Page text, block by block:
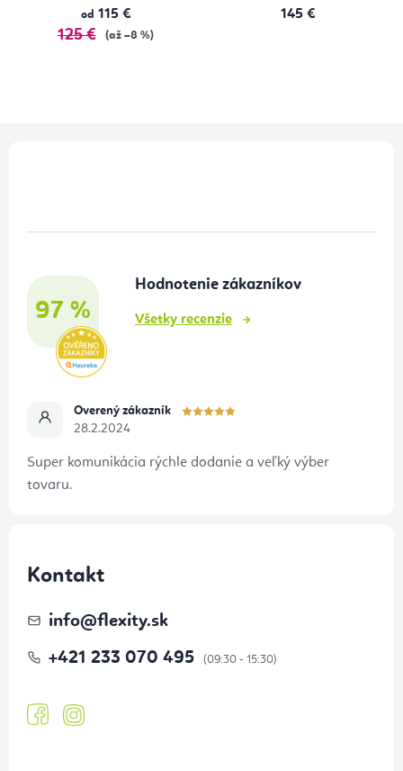
od 115 €
125 € (až –8 %)
145 €
97 %
Hodnotenie zákazníkov
Všetky recenzie
Overený zákazník
28.2.2024
Super komunikácia rýchle dodanie a veľký výber
tovaru.
Kontakt
info@flexity.sk
+421 233 070 495